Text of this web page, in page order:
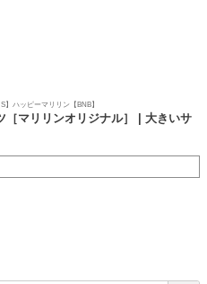
】ハッピーマリリン【BNB】
［マリリンオリジナル］ | 大きいサ